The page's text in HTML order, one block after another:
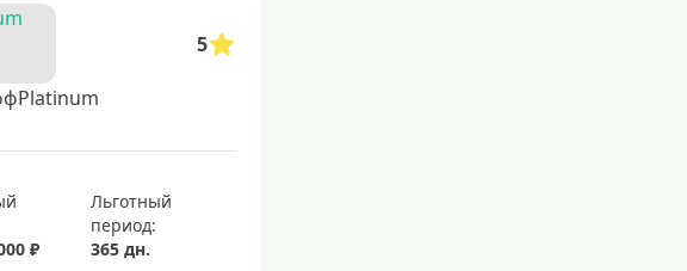
кредитные карты с выгодными условиями и бонусами.
пластиковые карты для совершения покупок
5
₽
Льготный
период:
365 дн.